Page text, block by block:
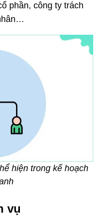
phần, công ty trách
hiện trong kế hoạch
vụ